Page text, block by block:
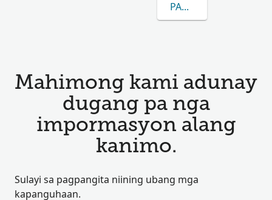
PAGKAT-ON OG
Mahimong kami adunay
dugang pa nga
impormasyon alang
kanimo.
Sulayi sa pagpangita niining ubang mga
kapanguhaan.